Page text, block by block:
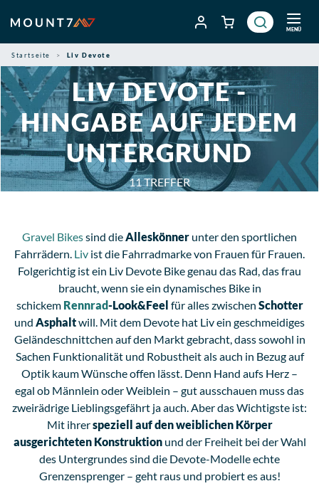
Inhalt
springen
MENÜ
Startseite Liv Devote
LIV DEVOTE -
HINGABE AUF JEDEM
UNTERGRUND
11TREFFER
Gravel Bikessind dieAlleskönner unter den sportlichen
Fahrrädern. Liv ist die Fahrradmarke von Frauen für Frauen.
Folgerichtig ist ein Liv Devote Bike genau das Rad, das frau
braucht, wenn sie ein dynamisches Bike in
schickem Rennrad-Look&Feel für alles zwischen Schotter
und Asphaltwill. Mit dem Devote hat Liv ein geschmeidiges
Geländeschnittchen auf den Markt gebracht, dass sowohl in
Sachen Funktionalität und Robustheit als auch in Bezug auf
Optik kaum Wünsche offen lässt. Denn Hand aufs Herz –
egal ob Männlein oder Weiblein – gut ausschauen muss das
zweirädrige Lieblingsgefährt ja auch. Aber das Wichtigste ist:
Mit ihrerspeziell auf den weiblichen Körper
ausgerichteten Konstruktionund der Freiheit bei der Wahl
des Untergrundes sind die Devote-Modelle echte
Grenzensprenger – geht raus und probiert es aus!